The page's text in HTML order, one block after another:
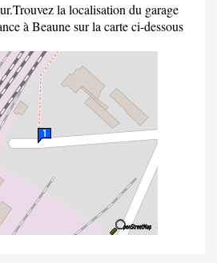
la localisation du garage
à Beaune sur la carte ci-dessous